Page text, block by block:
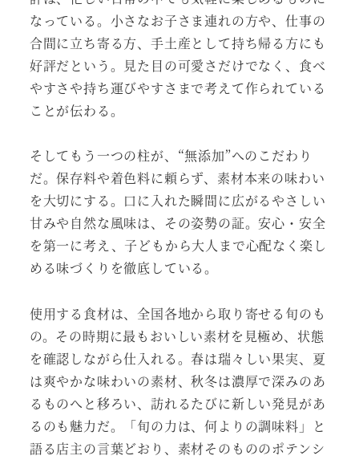
なっている。小さなお子さま連れの方や、仕事の
合間に立ち寄る方、手土産として持ち帰る方にも
好評だという。見た目の可愛さだけでなく、食べ
やすさや持ち運びやすさまで考えて作られている
ことが伝わる。
そしてもう一つの柱が、“無添加”へのこだわり
だ。保存料や着色料に頼らず、素材本来の味わい
を大切にする。口に入れた瞬間に広がるやさしい
甘みや自然な風味は、その姿勢の証。安心・安全
を第一に考え、子どもから大人まで心配なく楽し
める味づくりを徹底している。
使用する食材は、全国各地から取り寄せる旬のも
の。その時期に最もおいしい素材を見極め、状態
を確認しながら仕入れる。春は瑞々しい果実、夏
は爽やかな味わいの素材、秋冬は濃厚で深みのあ
るものへと移ろい、訪れるたびに新しい発見があ
るのも魅力だ。「旬の力は、何よりの調味料」と
語る店主の言葉どおり、素材そのもののポテンシ